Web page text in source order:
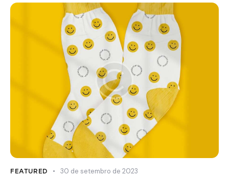
FEATURED 30 de setembro de 2023